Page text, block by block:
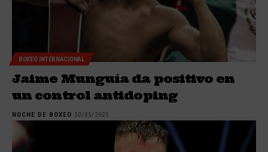
BOXEO INTERNACIONAL
Jaime Munguía da positivo en
un control antidoping
NOCHE DE BOXEO 30/05/2025